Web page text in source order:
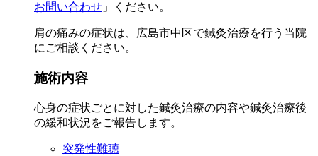
お問い合わせ 」ください。
肩の痛みの症状は、広島市中区で鍼灸治療を行う当院
にご相談ください。
施術内容
心身の症状ごとに対した鍼灸治療の内容や鍼灸治療後
の緩和状況をご報告します。
突発性難聴